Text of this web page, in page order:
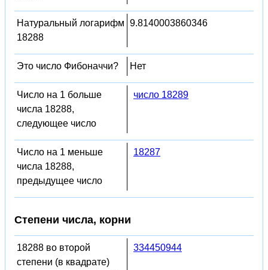
Натуральный логарифм
18288
9.8140003860346
Это число Фибоначчи? Нет
Число на 1 больше
числа 18288,
следующее число
число 18289
Число на 1 меньше
числа 18288,
предыдущее число
18287
Степени числа, корни
18288 во второй
степени (в квадрате)
334450944